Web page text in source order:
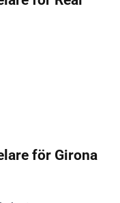
för Girona